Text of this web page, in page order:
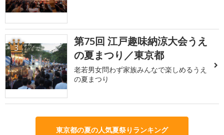
3
第75回 江戸趣味納涼大会うえ
の夏まつり／東京都
老若男女問わず家族みんなで楽しめるうえ
の夏まつり
東京都の夏の人気夏祭りランキング